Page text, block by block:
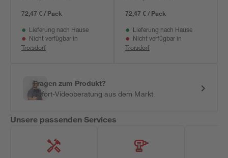
72,47 € / Pack
Lieferung nach Hause
Nicht verfügbar in
Troisdorf
72,47 € / Pack
Lieferung nach Hause
Nicht verfügbar in
Troisdorf
Fragen zum Produkt?
Sofort-Videoberatung aus dem Markt
Unsere passenden Services